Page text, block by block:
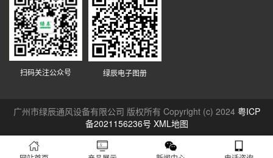
扫码关注公众号 绿辰电子图册
广州市绿辰通风设备有限公司 版权所有 Copyright (c) 2024 粤ICP
备2021156236号 XML地图